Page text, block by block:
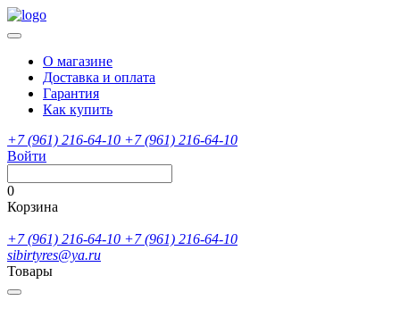
О магазине
Доставка и оплата
Гарантия
Как купить
+7 (961) 216-64-10 +7 (961) 216-64-10
Войти
0
Корзина
+7 (961) 216-64-10 +7 (961) 216-64-10
sibirtyres@ya.ru
Товары